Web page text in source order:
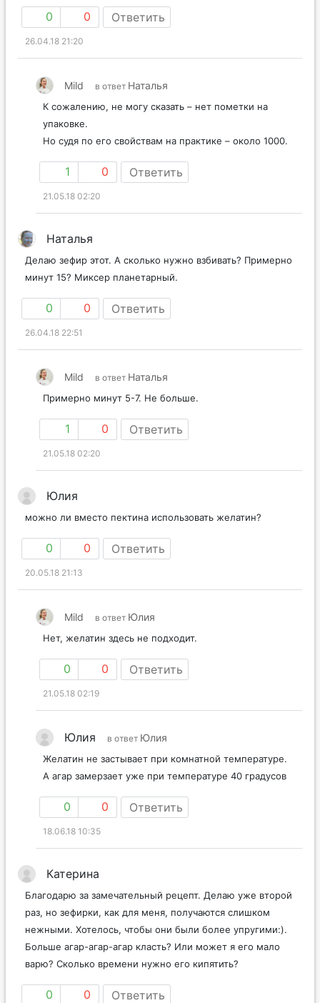
0 0 Ответить
26.04.18 21:20
Mild в ответ Наталья
К сожалению, не могу сказать – нет пометки на
упаковке.
Но судя по его свойствам на практике – около 1000.
1 0 Ответить
21.05.18 02:20
Наталья
Делаю зефир этот. А сколько нужно взбивать? Примерно
минут 15? Миксер планетарный.
0 0 Ответить
26.04.18 22:51
Mild в ответ Наталья
Примерно минут 5-7. Не больше.
1 0 Ответить
21.05.18 02:20
Юлия
можно ли вместо пектина использовать желатин?
0 0 Ответить
20.05.18 21:13
Mild в ответ Юлия
Нет, желатин здесь не подходит.
0 0 Ответить
21.05.18 02:19
Юлия в ответ Юлия
Желатин не застывает при комнатной температуре.
А агар замерзает уже при температуре 40 градусов
0 0 Ответить
18.06.18 10:35
Катерина
Благодарю за замечательный рецепт. Делаю уже второй
раз, но зефирки, как для меня, получаются слишком
нежными. Хотелось, чтобы они были более упругими:).
Больше агар-агар-агар класть? Или может я его мало
варю? Сколько времени нужно его кипятить?
0 0 Ответить